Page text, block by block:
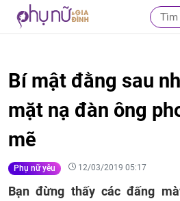
Bí mật đằng sau
mặt nạ đàn ông
mẽ
Phụ nữ yêu 12/03/2019 05:17
Bạn đừng thấy các đấng